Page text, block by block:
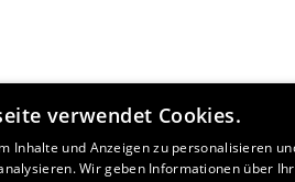
verwendet Cookies.
Inhalte und Anzeigen zu personalisieren
Wir geben Informationen über